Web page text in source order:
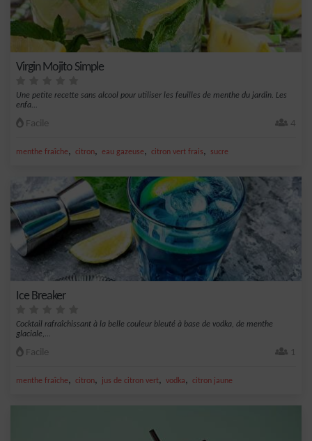
Virgin Mojito Simple
Une petite recette sans alcool pour utiliser les feuilles de menthe du jardin. Les
enfa...
Facile 4
menthe fraîche, citron, eau gazeuse, citron vert frais, sucre
Ice Breaker
Cocktail rafraîchissant à la belle couleur bleuté à base de vodka, de menthe
glaciale,...
Facile 1
menthe fraîche, citron, jus de citron vert, vodka, citron jaune